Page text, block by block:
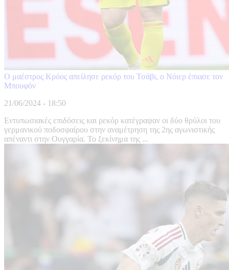
Ο μαέστρος Κρόος απείλησε ρεκόρ του Τσάβι, ο Νόιερ έπιασε τον
Μπουφόν
21/06/2024 - 18:50
Εντυπωσιακές επιδόσεις και ρεκόρ κατέγραψαν οι δύο θρύλοι του
γερμανικού ποδοσφαίρου στην αναμέτρηση της 2ης αγωνιστικής
απέναντι στην Ουγγαρία. Το ξεκίνημα της ...